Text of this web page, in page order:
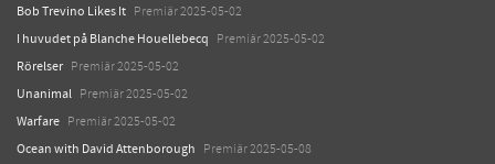
Bob Trevino Likes It Premiär 2025-05-02
I huvudet på Blanche Houellebecq Premiär 2025-05-02
Rörelser Premiär 2025-05-02
Unanimal Premiär 2025-05-02
Warfare Premiär 2025-05-02
Ocean with David Attenborough Premiär 2025-05-08